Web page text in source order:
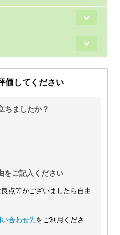
価してください
ちましたか？
をご記入ください
点等がございましたら自由
い合わせ先をご利用くださ